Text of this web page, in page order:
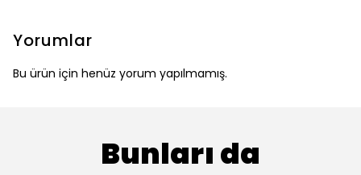
Yorumlar
Bu ürün için henüz yorum yapılmamış.
Bunları da